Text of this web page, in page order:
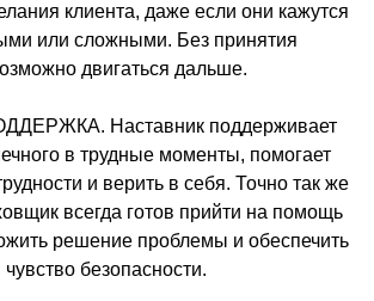
клиента, даже если они кажутся
или сложными. Без принятия
двигаться дальше.
Наставник поддерживает
в трудные моменты, помогает
и верить в себя. Точно так же
всегда готов прийти на помощь
решение проблемы и обеспечить
чувство безопасности.